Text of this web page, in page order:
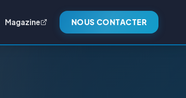
Magazine NOUS CONTACTER